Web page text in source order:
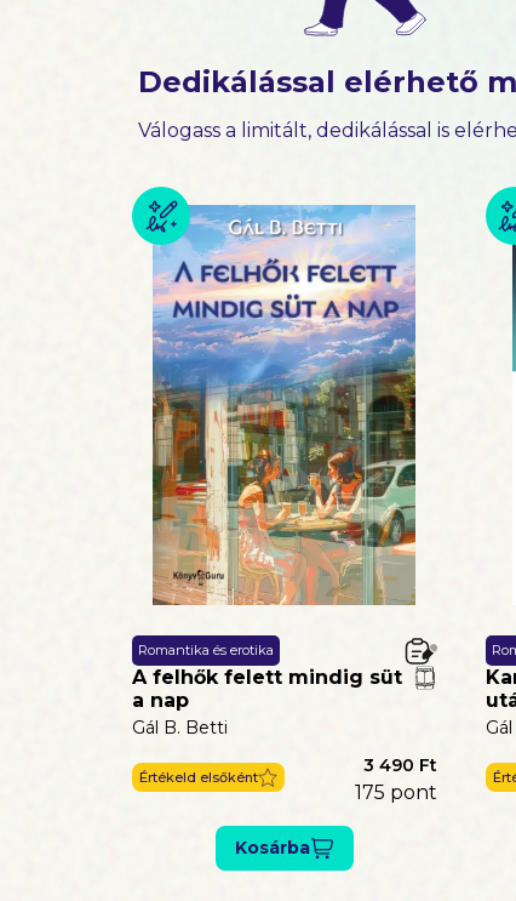
Dedikálással elérhető
Válogass a limitált, dedikálással is
Romantika és erotika
A felhők felett mindig süt
a nap
Gál B. Betti
Értékeld elsőként
3 490 Ft
175 pont
Kosárba